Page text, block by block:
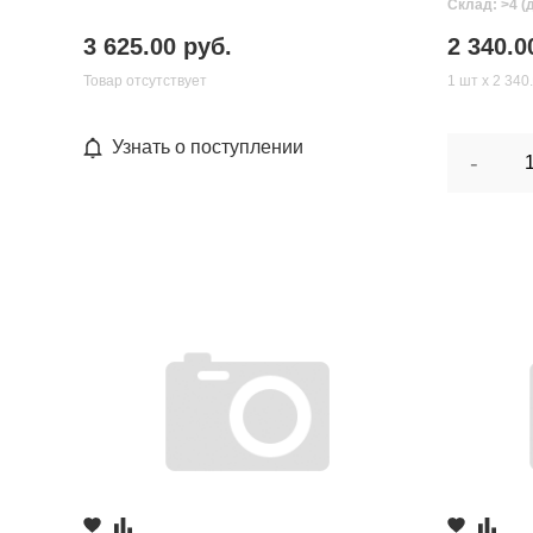
3 625.00 руб.
Товар отсутствует
Узнать о поступлении
Склад: >4
2
1 шт х 2
-